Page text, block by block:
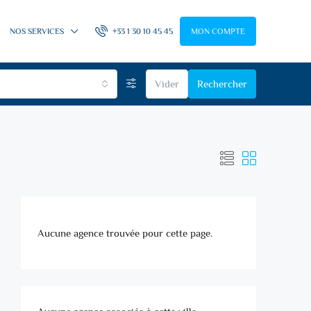
NOS SERVICES +33 1 30 10 45 45 MON COMPTE
Vider Rechercher
Aucune agence trouvée pour cette page.